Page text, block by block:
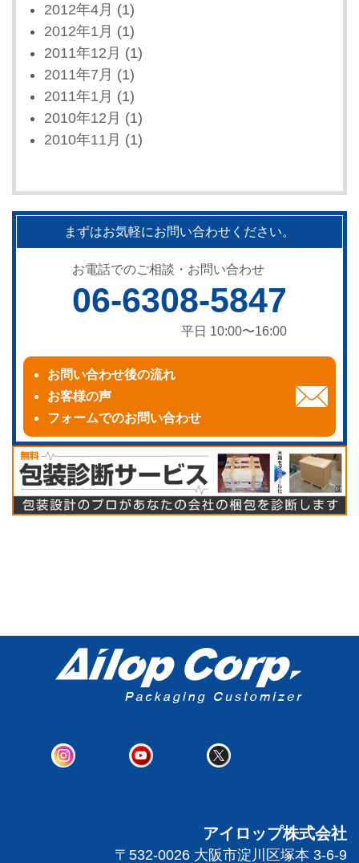
2012年4月 (1)
2012年1月 (1)
2011年12月 (1)
2011年7月 (1)
2011年1月 (1)
2010年12月 (1)
2010年11月 (1)
まずはお気軽にお問い合わせください。
お電話でのご相談・お問い合わせ
06-6308-5847
平日 10:00〜16:00
お問い合わせ後の流れ
お客様の声
フォームでのお問い合わせ
アイロップ株式会社
〒532-0026 大阪市淀川区塚本 3-6-9